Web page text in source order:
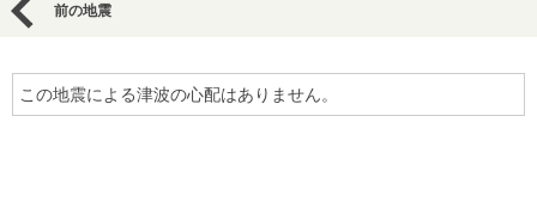
前の地震
この地震による津波の心配はありません。